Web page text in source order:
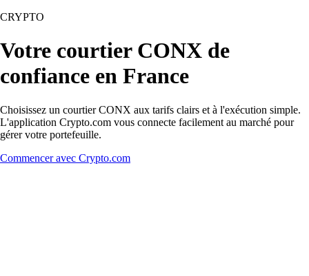
CRYPTO
Votre courtier CONX de
confiance en France
Choisissez un courtier CONX aux tarifs clairs et à l'exécution simple.
L'application Crypto.com vous connecte facilement au marché pour
gérer votre portefeuille.
Commencer avec Crypto.com